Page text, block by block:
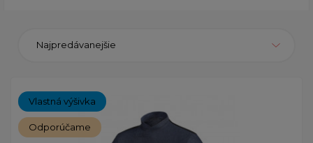
Najpredávanejšie
Vlastná výšivka
Odporúčame